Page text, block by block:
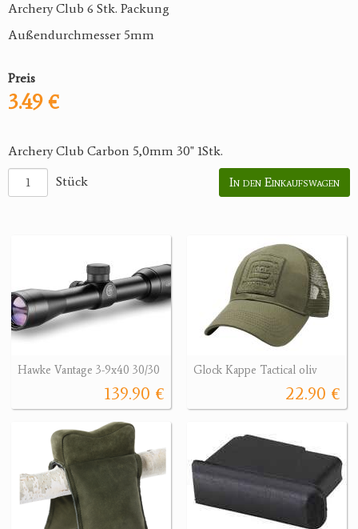
Archery Club 6 Stk. Packung
Außendurchmesser 5mm
Preis
3.49 €
Archery Club Carbon 5,0mm 30" 1Stk.
Stück
In den Einkaufswagen
Hawke Vantage 3-9x40 30/30
139.90 €
Glock Kappe Tactical oliv
22.90 €